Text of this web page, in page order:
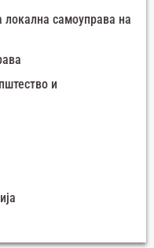
самоуправа на
и